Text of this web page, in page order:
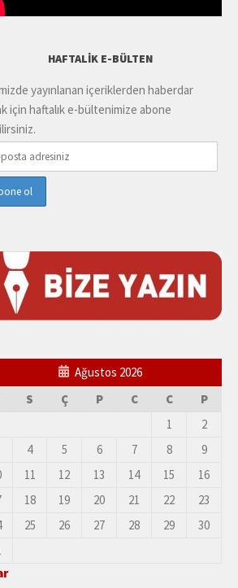
HAFTALIK E-BÜLTEN
yayınlanan içeriklerden haberdar
için haftalık e-bültenimize abone
Ağustos 2026
S Ç P C C
P
1
2
4 5 6 7 8
9
11 12 13 14 15
16
18 19 20 21 22
23
25 26 27 28 29
30